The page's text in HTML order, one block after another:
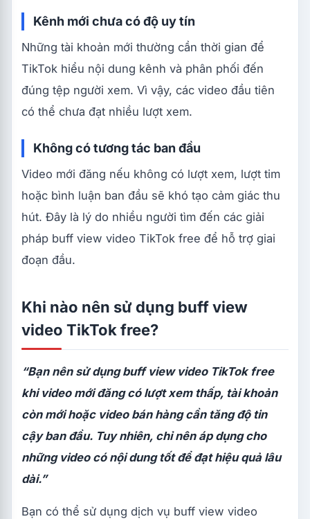
Kênh mới chưa có độ uy tín
Những tài khoản mới thường cần thời gian để
TikTok hiểu nội dung kênh và phân phối đến
đúng tệp người xem. Vì vậy, các video đầu tiên
có thể chưa đạt nhiều lượt xem.
Không có tương tác ban đầu
Video mới đăng nếu không có lượt xem, lượt tim
hoặc bình luận ban đầu sẽ khó tạo cảm giác thu
hút. Đây là lý do nhiều người tìm đến các giải
pháp buff view video TikTok free để hỗ trợ giai
đoạn đầu.
Khi nào nên sử dụng buff view
video TikTok free?
“Bạn nên sử dụng buff view video TikTok free
khi video mới đăng có lượt xem thấp, tài khoản
còn mới hoặc video bán hàng cần tăng độ tin
cậy ban đầu. Tuy nhiên, chỉ nên áp dụng cho
những video có nội dung tốt để đạt hiệu quả lâu
dài.”
Bạn có thể sử dụng dịch vụ buff view video